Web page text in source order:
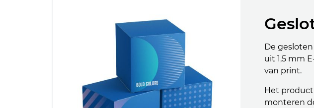
De
uit 1,5 mm
van print.
Het
monteren